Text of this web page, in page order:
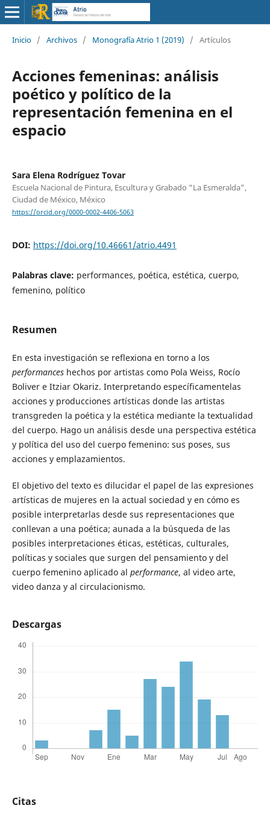
Inicio / Archivos / Monografía Atrio 1 (2019) / Artículos
Acciones femeninas: análisis
poético y político de la
representación femenina en el
espacio
Sara Elena Rodríguez Tovar
Escuela Nacional de Pintura, Escultura y Grabado “La Esmeralda”,
Ciudad de México, México
https://orcid.org/0000-0002-4406-5063
DOI: https://doi.org/10.46661/atrio.4491
Palabras clave: performances, poética, estética, cuerpo,
femenino, político
Resumen
En esta investigación se reflexiona en torno a los
performanceshechos por artistas como Pola Weiss, Rocío
Boliver e Itziar Okariz. Interpretando específicamentelas
acciones y producciones artísticas donde las artistas
transgreden la poética y la estética mediante la textualidad
del cuerpo. Hago un análisis desde una perspectiva estética
y política del uso del cuerpo femenino: sus poses, sus
acciones y emplazamientos.
El objetivo del texto es dilucidar el papel de las expresiones
artísticas de mujeres en la actual sociedad y en cómo es
posible interpretarlas desde sus representaciones que
conllevan a una poética; aunada a la búsqueda de las
posibles interpretaciones éticas, estéticas, culturales,
políticas y sociales que surgen del pensamiento y del
cuerpo femenino aplicado al performance, al video arte,
video danza y al circulacionismo.
Descargas
Citas